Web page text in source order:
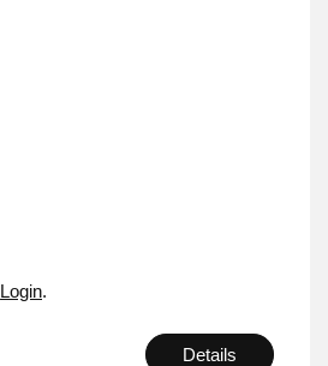
Login.
Details